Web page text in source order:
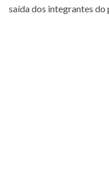
saída dos integrantes do